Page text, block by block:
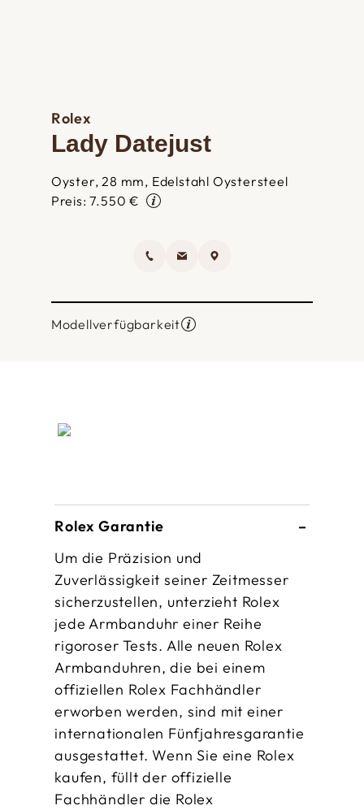
Rolex
Lady Datejust
Oyster, 28 mm, Edelstahl Oystersteel
Preis: 7.550 €
Modellverfügbarkeit
Rolex Garantie
Um die Präzision und
Zuverlässigkeit seiner Zeitmesser
sicherzustellen, unterzieht Rolex
jede Armbanduhr einer Reihe
rigoroser Tests. Alle neuen Rolex
Armbanduhren, die bei einem
offiziellen Rolex Fachhändler
erworben werden, sind mit einer
internationalen Fünfjahres­garantie
ausgestattet. Wenn Sie eine Rolex
kaufen, füllt der offizielle
Fachhändler die Rolex